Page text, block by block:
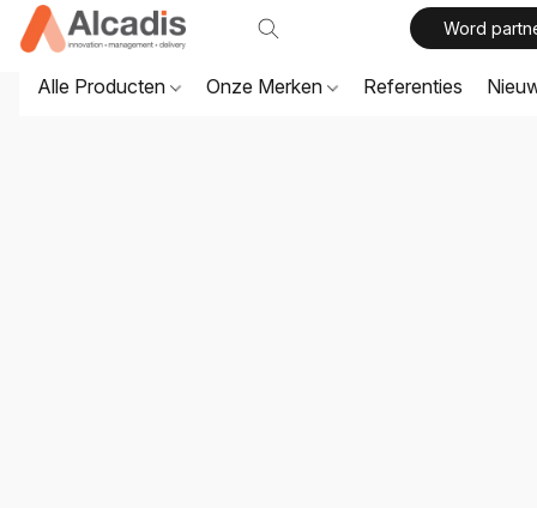
Word
Alle Producten Onze Merken Referenties